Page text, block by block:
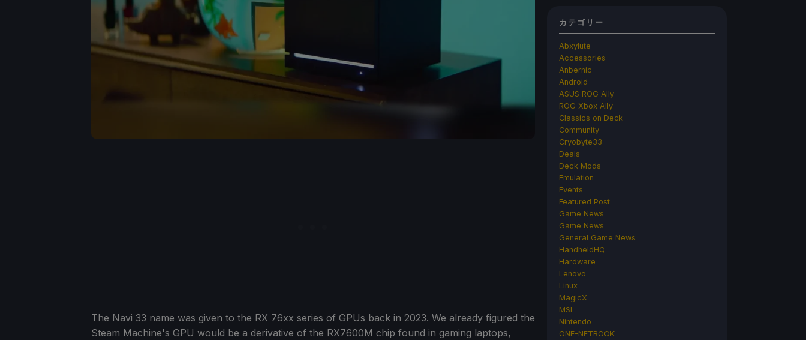
The Navi 33 name was given to the RX 76xx series of GPUs back in 2023. We already figured the
Steam Machine's GPU would be a derivative of the RX7600M chip found in gaming laptops,
カテゴリー
Abxylute
Accessories
Anbernic
Android
ASUS ROG Ally
ROG Xbox Ally
Classics on Deck
Community
Cryobyte33
Deals
Deck Mods
Emulation
Events
Featured Post
Game News
Game News
General Game News
HandheldHQ
Hardware
Lenovo
Linux
MagicX
MSI
Nintendo
ONE-NETBOOK